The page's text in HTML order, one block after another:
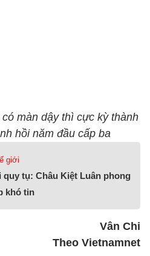
màn dậy thì cực kỳ thành
hồi năm đầu cấp ba
giới
quy tụ: Châu Kiệt Luân phong
khó tin
Vân Chi
Theo Vietnamnet